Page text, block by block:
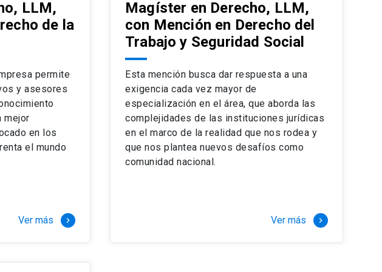
LLM,
de la
permite
y asesores
mejor
en los
el mundo
Ver más keyboard_arrow_right
Magíster en Derecho, LLM,
con Mención en Derecho del
Trabajo y Seguridad Social
Esta mención busca dar respuesta a una
exigencia cada vez mayor de
especialización en el área, que aborda las
complejidades de las instituciones jurídicas
en el marco de la realidad que nos rodea y
que nos plantea nuevos desafíos como
comunidad nacional.
Ver más keyboard_arrow_right